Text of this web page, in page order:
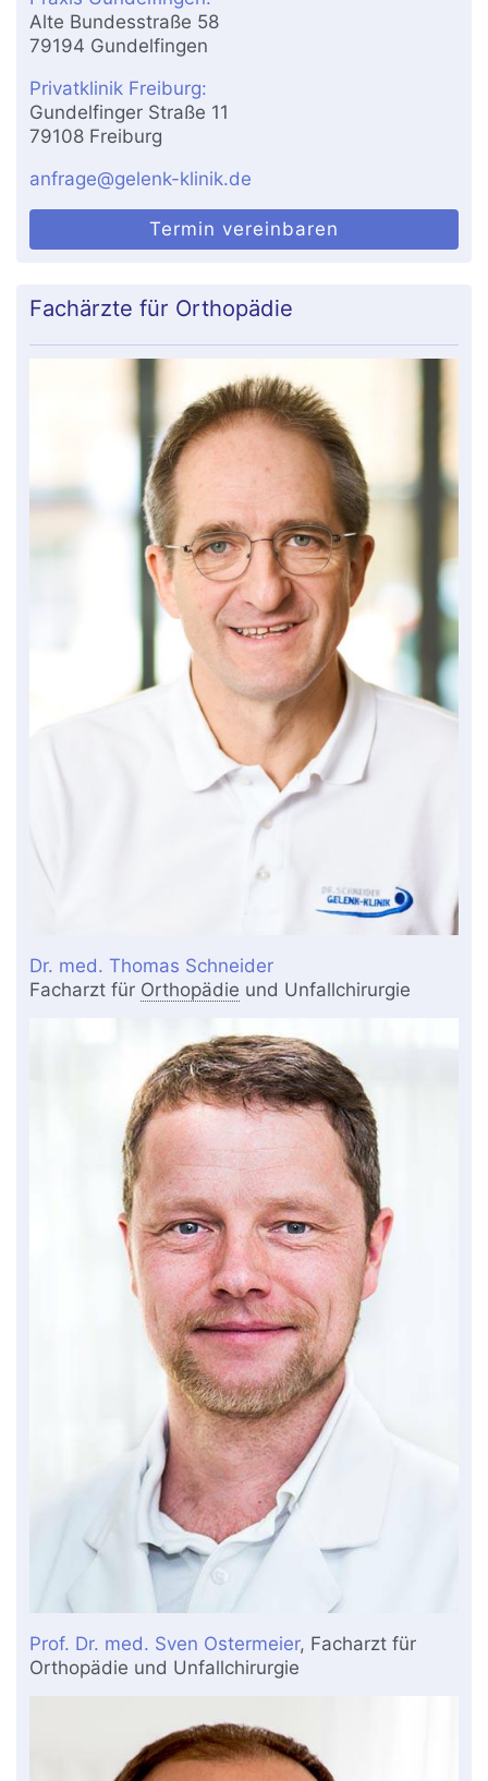
Alte Bundesstraße 58
79194 Gundelfingen
Privatklinik Freiburg:
Gundelfinger Straße 11
79108 Freiburg
anfrage@gelenk-klinik.de
Termin vereinbaren
Fachärzte für Orthopädie
Dr. med. Thomas Schneider
Facharzt für Orthopädie und Unfallchirurgie
Prof. Dr. med. Sven Ostermeier, Facharzt für
Orthopädie und Unfallchirurgie